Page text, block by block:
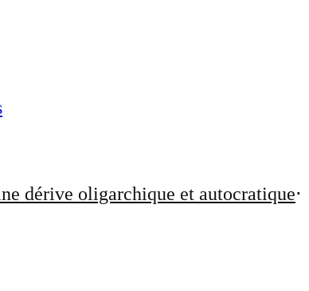
dérive oligarchique et autocratique